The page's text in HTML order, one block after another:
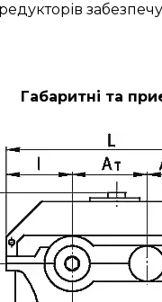
Габаритні та